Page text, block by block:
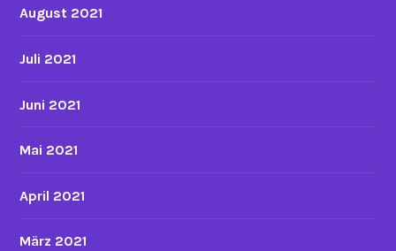
August 2021
Juli 2021
Juni 2021
Mai 2021
April 2021
März 2021